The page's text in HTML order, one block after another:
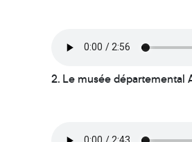
2. Le musée départemental